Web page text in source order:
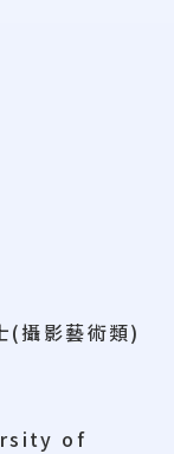
(攝影藝術類)
of